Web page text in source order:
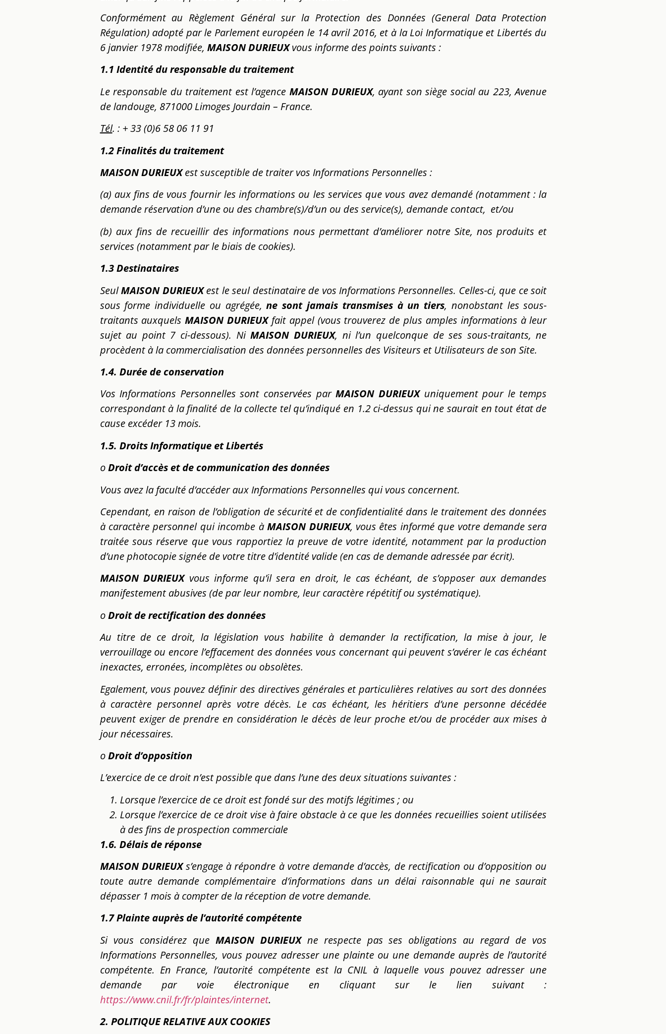
Conformément au Règlement Général sur la Protection des Données (General Data Protection
Régulation) adopté par le Parlement européen le 14 avril 2016, et à la Loi Informatique et Libertés du
6 janvier 1978 modifiée, MAISON DURIEUXvous informe des points suivants :
1.1 Identité du responsable du traitement
Le responsable du traitement est l’agence MAISON DURIEUX, ayant son siège social au 223, Avenue
de landouge, 871000 Limoges Jourdain – France.
Tél. : + 33 (0)6 58 06 11 91
1.2 Finalités du traitement
MAISON DURIEUXest susceptible de traiter vos Informations Personnelles :
(a) aux fins de vous fournir les informations ou les services que vous avez demandé (notamment : la
demande réservation d’une ou des chambre(s)/d’un ou des service(s), demande contact, et/ou
(b) aux fins de recueillir des informations nous permettant d’améliorer notre Site, nos produits et
services (notamment par le biais de cookies).
1.3 Destinataires
SeulMAISON DURIEUXest le seul destinataire de vos Informations Personnelles. Celles-ci, que ce soit
sous forme individuelle ou agrégée,ne sont jamais transmises à un tiers, nonobstant les sous-
traitants auxquelsMAISON DURIEUX fait appel (vous trouverez de plus amples informations à leur
sujet au point 7 ci-dessous). NiMAISON DURIEUX, ni l’un quelconque de ses sous-traitants, ne
procèdent à la commercialisation des données personnelles des Visiteurs et Utilisateurs de son Site.
1.4. Durée de conservation
Vos Informations Personnelles sont conservées parMAISON DURIEUX uniquement pour le temps
correspondant à la finalité de la collecte tel qu’indiqué en 1.2 ci-dessus qui ne saurait en tout état de
cause excéder 13 mois.
1.5. Droits Informatique et Libertés
oDroit d’accès et de communication des données
Vous avez la faculté d’accéder aux Informations Personnelles qui vous concernent.
Cependant, en raison de l’obligation de sécurité et de confidentialité dans le traitement des données
à caractère personnel qui incombe àMAISON DURIEUX, vous êtes informé que votre demande sera
traitée sous réserve que vous rapportiez la preuve de votre identité, notamment par la production
d’une photocopie signée de votre titre d’identité valide (en cas de demande adressée par écrit).
MAISON DURIEUX vous informe qu’il sera en droit, le cas échéant, de s’opposer aux demandes
manifestement abusives (de par leur nombre, leur caractère répétitif ou systématique).
oDroit de rectification des données
Au titre de ce droit, la législation vous habilite à demander la rectification, la mise à jour, le
verrouillage ou encore l’effacement des données vous concernant qui peuvent s’avérer le cas échéant
inexactes, erronées, incomplètes ou obsolètes.
Egalement, vous pouvez définir des directives générales et particulières relatives au sort des données
à caractère personnel après votre décès. Le cas échéant, les héritiers d’une personne décédée
peuvent exiger de prendre en considération le décès de leur proche et/ou de procéder aux mises à
jour nécessaires.
oDroit d’opposition
L’exercice de ce droit n’est possible que dans l’une des deux situations suivantes :
Lorsque l’exercice de ce droit est fondé sur des motifs légitimes ; ou
Lorsque l’exercice de ce droit vise à faire obstacle à ce que les données recueillies soient utilisées
à des fins de prospection commerciale
1.6. Délais de réponse
MAISON DURIEUXs’engage à répondre à votre demande d’accès, de rectification ou d’opposition ou
toute autre demande complémentaire d’informations dans un délai raisonnable qui ne saurait
dépasser 1 mois à compter de la réception de votre demande.
1.7 Plainte auprès de l’autorité compétente
Si vous considérez que MAISON DURIEUX ne respecte pas ses obligations au regard de vos
Informations Personnelles, vous pouvez adresser une plainte ou une demande auprès de l’autorité
compétente. En France, l’autorité compétente est la CNIL à laquelle vous pouvez adresser une
demande par voie électronique en cliquant sur le lien suivant :
https://www.cnil.fr/fr/plaintes/internet.
2. POLITIQUE RELATIVE AUX COOKIES